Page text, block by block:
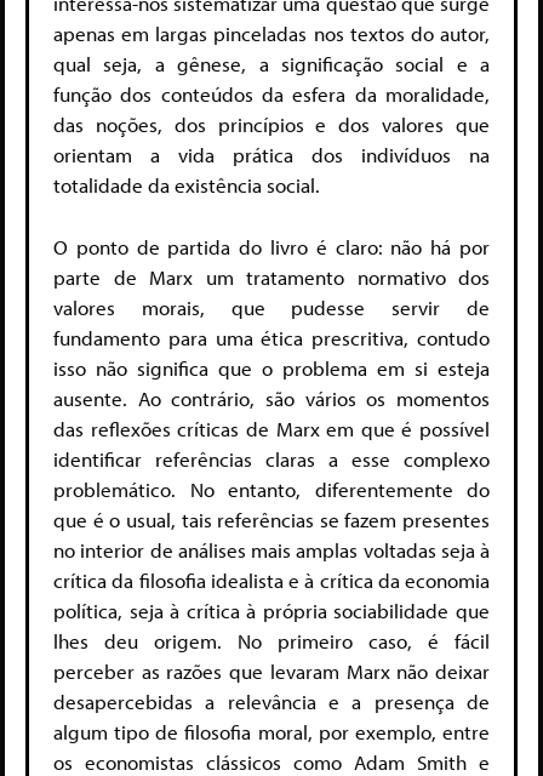
apenas em largas pinceladas nos textos do autor,
qual seja, a gênese, a significação social e a
função dos conteúdos da esfera da moralidade,
das noções, dos princípios e dos valores que
orientam a vida prática dos indivíduos na
totalidade da existência social.
O ponto de partida do livro é claro: não há por
parte de Marx um tratamento normativo dos
valores morais, que pudesse servir de
fundamento para uma ética prescritiva, contudo
isso não significa que o problema em si esteja
ausente. Ao contrário, são vários os momentos
das reflexões críticas de Marx em que é possível
identificar referências claras a esse complexo
problemático. No entanto, diferentemente do
que é o usual, tais referências se fazem presentes
no interior de análises mais amplas voltadas seja à
crítica da filosofia idealista e à crítica da economia
política, seja à crítica à própria sociabilidade que
lhes deu origem. No primeiro caso, é fácil
perceber as razões que levaram Marx não deixar
desapercebidas a relevância e a presença de
algum tipo de filosofia moral, por exemplo, entre
os economistas clássicos como Adam Smith e